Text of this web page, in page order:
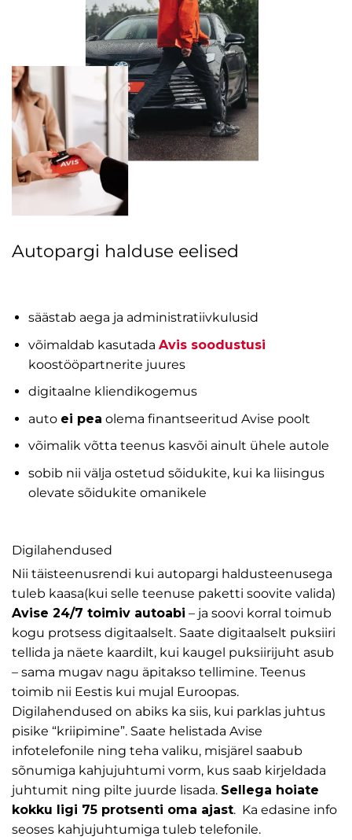
Autopargi halduse eelised
säästab aega ja administratiivkulusid
võimaldab kasutada Avis soodustusi
koostööpartnerite juures
digitaalne kliendikogemus
auto ei pea olema finantseeritud Avise poolt
võimalik võtta teenus kasvõi ainult ühele autole
sobib nii välja ostetud sõidukite, kui ka liisingus
olevate sõidukite omanikele
Digilahendused
Nii täisteenusrendi kui autopargi haldusteenusega
tuleb kaasa(kui selle teenuse paketti soovite valida)
Avise 24/7 toimiv autoabi – ja soovi korral toimub
kogu protsess digitaalselt. Saate digitaalselt puksiiri
tellida ja näete kaardilt, kui kaugel puksiirijuht asub
– sama mugav nagu äpitakso tellimine. Teenus
toimib nii Eestis kui mujal Euroopas.
Digilahendused on abiks ka siis, kui parklas juhtus
pisike “kriipimine”. Saate helistada Avise
infotelefonile ning teha valiku, misjärel saabub
sõnumiga kahjujuhtumi vorm, kus saab kirjeldada
juhtumit ning pilte juurde lisada. Sellega hoiate
kokku ligi 75 protsenti oma ajast. Ka edasine info
seoses kahjujuhtumiga tuleb telefonile.